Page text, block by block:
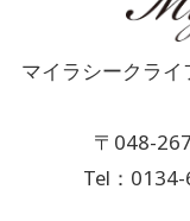
マイラシークラ
〒048-
Tel：